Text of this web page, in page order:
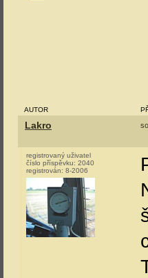
AUTOR
Lakro
registrovaný uživatel
číslo příspěvku: 2040
registrován: 8-2006